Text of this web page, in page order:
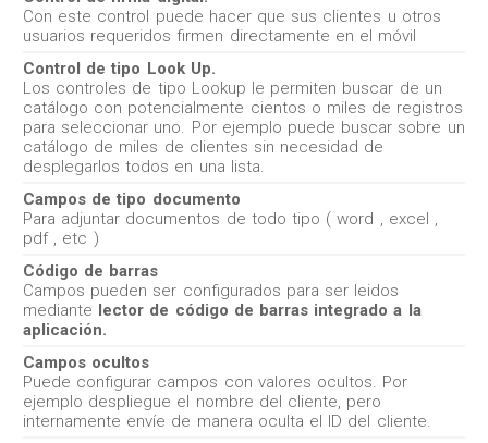
Con este control puede hacer que sus clientes u otros
usuarios requeridos firmen directamente en el móvil
Control de tipo Look Up.
Los controles de tipo Lookup le permiten buscar de un
catálogo con potencialmente cientos o miles de registros
para seleccionar uno. Por ejemplo puede buscar sobre un
catálogo de miles de clientes sin necesidad de
desplegarlos todos en una lista.
Campos de tipo documento
Para adjuntar documentos de todo tipo ( word , excel ,
pdf , etc )
Código de barras
Campos pueden ser configurados para ser leidos
mediante lector de código de barras integrado a la
aplicación.
Campos ocultos
Puede configurar campos con valores ocultos. Por
ejemplo despliegue el nombre del cliente, pero
internamente envíe de manera oculta el ID del cliente.